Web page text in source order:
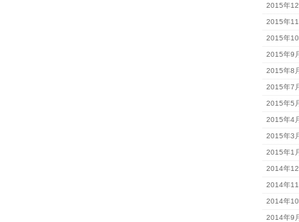
2015年12
2015年11
2015年10
2015年9
2015年8
2015年7
2015年5
2015年4
2015年3
2015年1
2014年12
2014年11
2014年10
2014年9